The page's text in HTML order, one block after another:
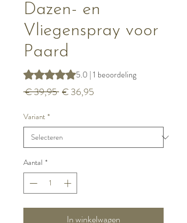
Dazen- en
Vliegenspray voor
Paard
Waardering is 5.0 op vijf sterren op
5.0 | 1 beoordeling
€ 39,95 Normale
€ 36,95
Variant *
Aantal *
In winkelwagen